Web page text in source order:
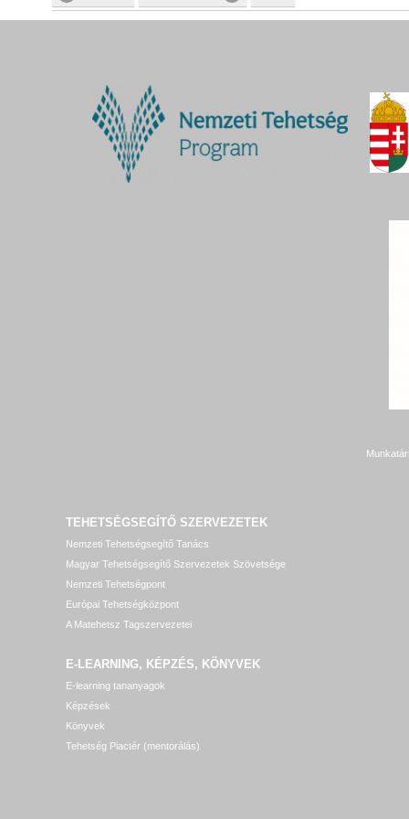
TEHETSÉGSEGÍTŐ SZERVEZETEK
Nemzeti Tehetségsegítő Tanács
Magyar Tehetségsegítő Szervezetek Szövetsége
Nemzeti Tehetségpont
Európai Tehetségközpont
A Matehetsz Tagszervezetei
E-LEARNING, KÉPZÉS, KÖNYVEK
E-learning tananyagok
Képzések
Könyvek
Tehetség Piactér (mentorálás)